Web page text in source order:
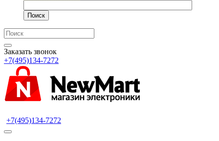
Поиск
Заказать звонок
+7(495)134-7272
+7(495)134-7272